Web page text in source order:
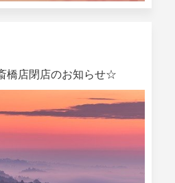
橋店閉店のお知らせ☆